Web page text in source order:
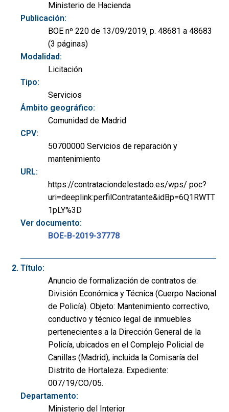
Ministerio de Hacienda
Publicación:
BOE nº 220 de 13/09/2019, p. 48681 a 48683
(3 páginas)
Modalidad:
Licitación
Tipo:
Servicios
Ámbito geográfico:
Comunidad de Madrid
CPV:
50700000 Servicios de reparación y
mantenimiento
URL:
https://contrataciondelestado.es/wps/ poc?
uri=deeplink:perfilContratante&idBp=6Q1RWTT
1pLY%3D
Ver documento:
BOE-B-2019-37778
Título:
Anuncio de formalización de contratos de:
División Económica y Técnica (Cuerpo Nacional
de Policía). Objeto: Mantenimiento correctivo,
conductivo y técnico legal de inmuebles
pertenecientes a la Dirección General de la
Policía, ubicados en el Complejo Policial de
Canillas (Madrid), incluida la Comisaría del
Distrito de Hortaleza. Expediente:
007/19/CO/05.
Departamento:
Ministerio del Interior